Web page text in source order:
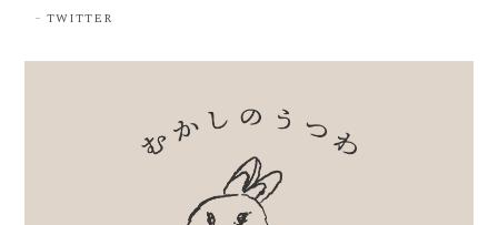
TWITTER